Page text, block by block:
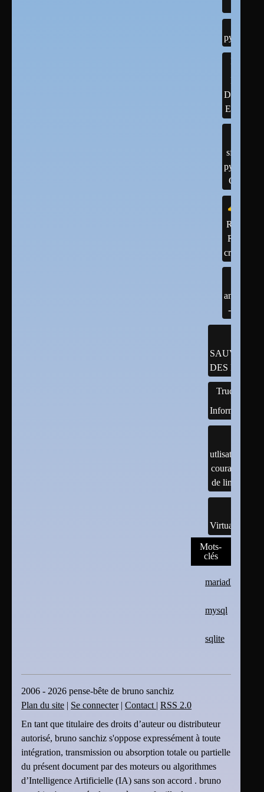
python
IDEs
sfml -
python
C++
R ,
R-
cran
android
- java
DES
Trucs
Informatiques
utlisation
courante
de linux
Virtualisation
Mots-
clés
mariadb
mysql
sqlite
2006 - 2026 pense-bête de bruno sanchiz
Plan du site | Se connecter| Contact | RSS 2.0
En tant que titulaire des droits d’auteur ou distributeur
autorisé, bruno sanchiz s'oppose expressément à toute
intégration, transmission ou absorption totale ou partielle
du présent document par des moteurs ou algorithmes
d’Intelligence Artificielle (IA) sans son accord . bruno